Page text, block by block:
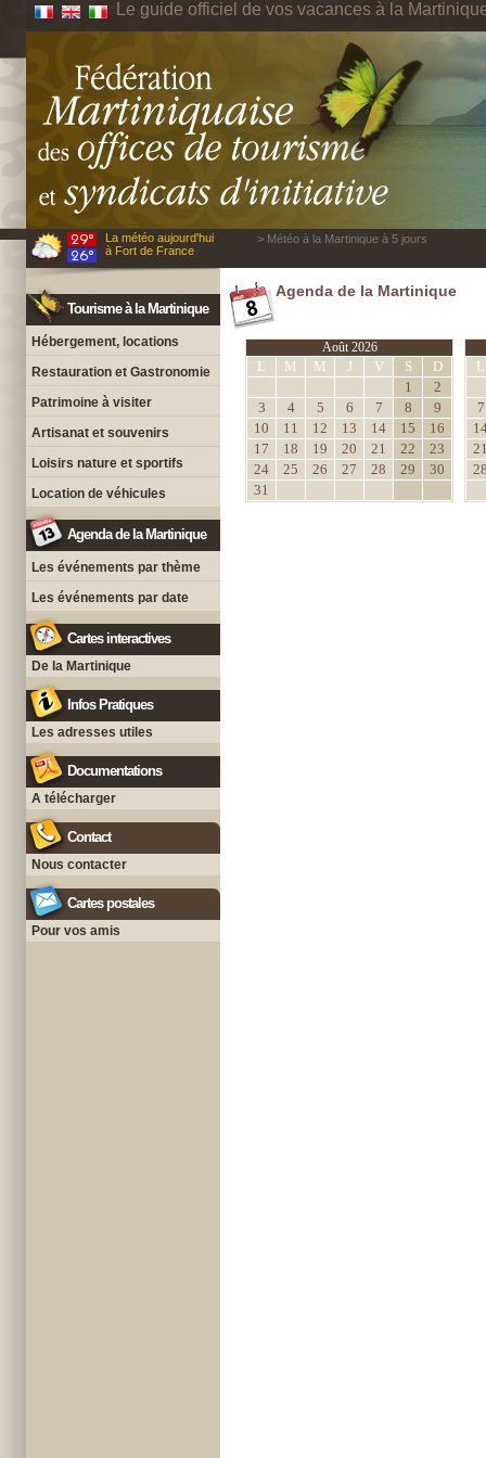
Le guide officiel de vos vacances à la
La météo aujourd'hui
à Fort de France
> Météo à la Martinique à 5 jours
Tourisme à la Martinique
Hébergement, locations
Restauration et Gastronomie
Patrimoine à visiter
Artisanat et souvenirs
Loisirs nature et sportifs
Location de véhicules
Agenda de la Martinique
Les événements par thème
Les événements par date
Cartes interactives
De la Martinique
Infos Pratiques
Les adresses utiles
Documentations
A télécharger
Contact
Nous contacter
Cartes postales
Pour vos amis
Agenda de la Martinique
Août 2026
L M M J V S
D
1
2
3
4 5 6 7 8
9
10
11 12 13 14 15
16
17
18 19 20 21 22
23
24
25 26 27 28 29
30
31
L
7